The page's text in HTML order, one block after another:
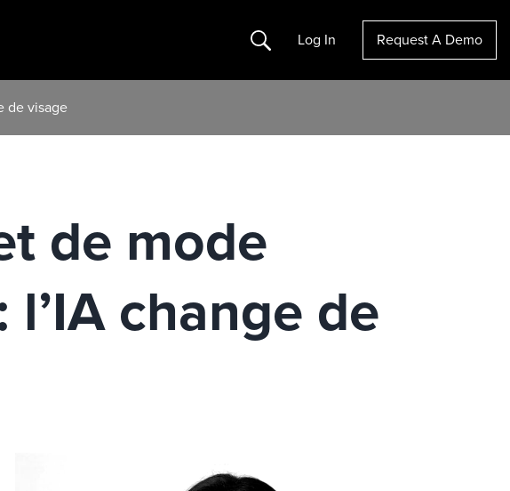
Search Log In Request A Demo
de visage
de mode
change de